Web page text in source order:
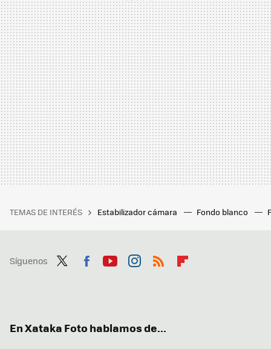
TEMAS DE INTERÉS Estabilizador cámara Fondo blanco
Síguenos
En Xataka Foto hablamos de...